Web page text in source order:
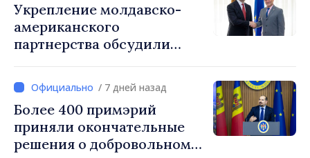
Укрепление молдавско-
американского
партнерства обсудили
Тофан и временный
поверенный в делах
посольства США в РМ Ник
Петрович
/ 7 дней назад
Более 400 примэрий
приняли окончательные
решения о добровольном